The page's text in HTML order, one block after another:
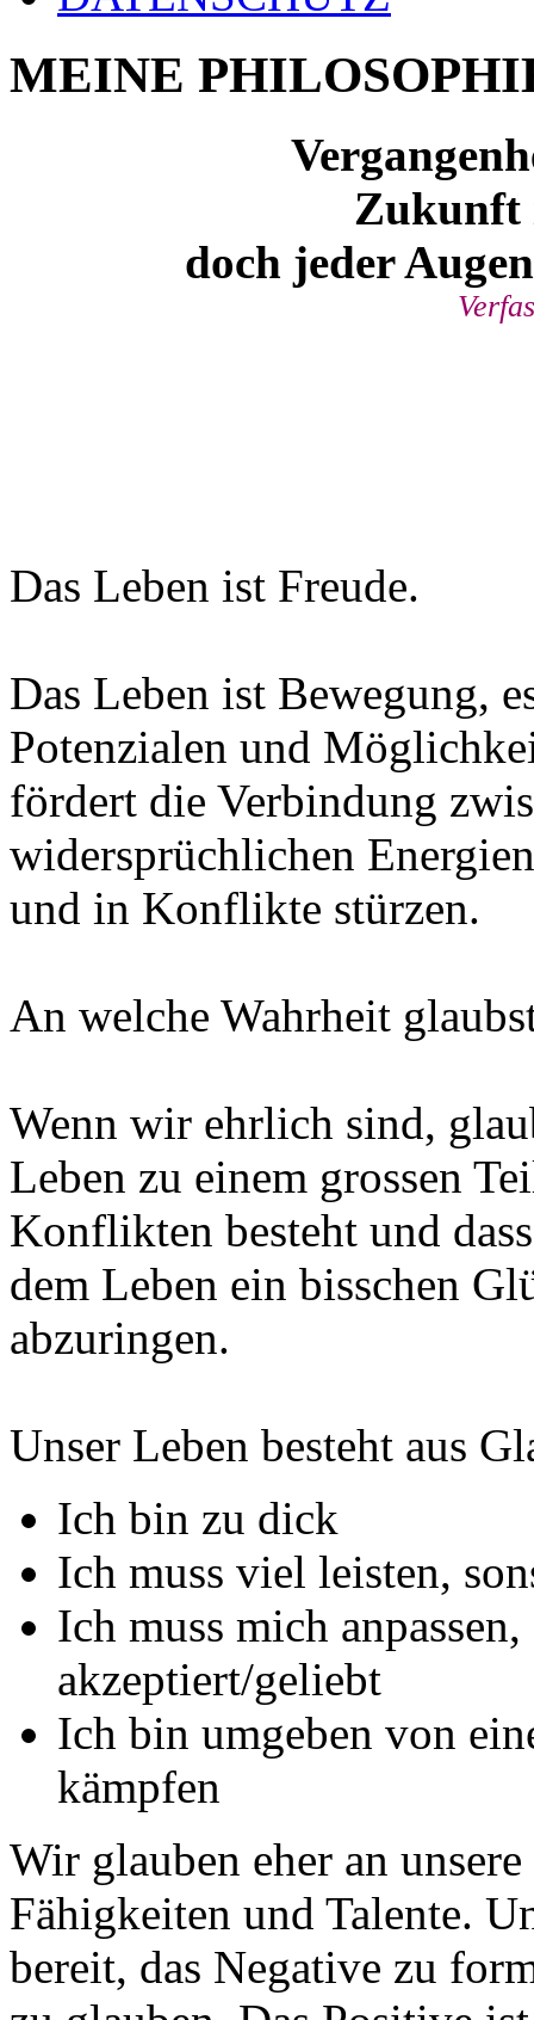
MEINE
Zukunft
doch jeder
Das Leben ist Freude.
Das Leben ist Bewegung,
Potenzialen und
fördert die Verbindung
widersprüchlichen
und in Konflikte stürzen.
An welche Wahrheit
Wenn wir ehrlich sind,
Leben zu einem grossen
Konflikten besteht und
dem Leben ein bisschen
abzuringen.
Unser Leben besteht aus
Ich bin zu dick
Ich muss viel leisten,
Ich muss mich
akzeptiert/geliebt
Ich bin umgeben von
kämpfen
Wir glauben eher an
Fähigkeiten und Talente.
bereit, das Negative zu